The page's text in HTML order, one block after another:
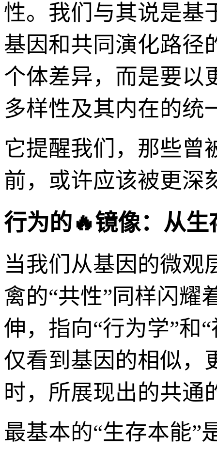
性。我们与其说是基
基因和共同演化路径
个体差异，而是要以
多样性及其内在的统
它提醒我们，那些曾
前，或许应该被更深
行为的🔥镜像：从
当我们从基因的微观
禽的“共性”同样闪耀
伸，指向“行为学”和
仅看到基因的相似，
时，所展现出的共通
最基本的“生存本能”